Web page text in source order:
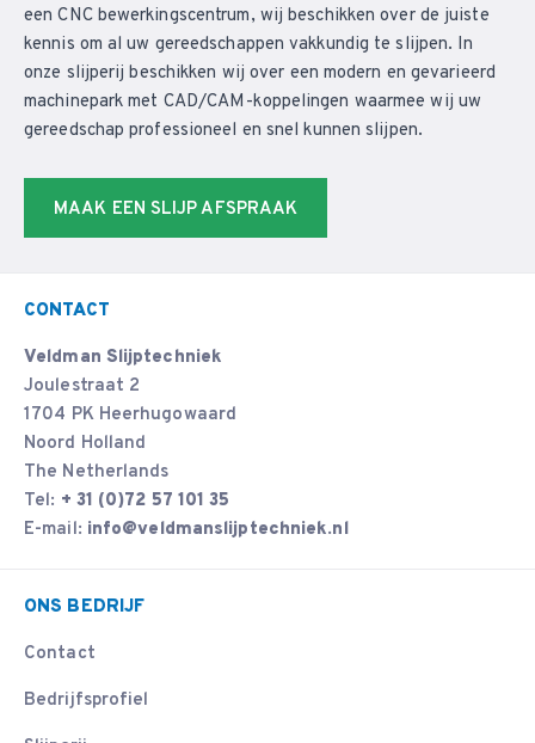
een CNC bewerkingscentrum, wij beschikken over de juiste
kennis om al uw gereedschappen vakkundig te slijpen. In
onze slijperij beschikken wij over een modern en gevarieerd
machinepark met CAD/CAM-koppelingen waarmee wij uw
gereedschap professioneel en snel kunnen slijpen.
MAAK EEN SLIJP AFSPRAAK
CONTACT
Veldman Slijptechniek
Joulestraat 2
1704 PK Heerhugowaard
Noord Holland
The Netherlands
Tel: + 31 (0)72 57 101 35
E-mail: info@veldmanslijptechniek.nl
ONS BEDRIJF
Contact
Bedrijfsprofiel